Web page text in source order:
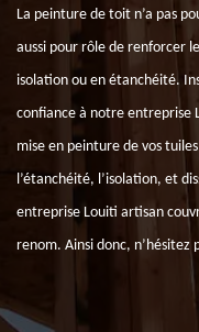
La peinture de toit n’a pas
aussi pour rôle de renforcer
isolation ou en étanchéité.
confiance à notre entreprise
mise en peinture de vos
l’étanchéité, l’isolation, et
entreprise Louiti artisan
renom. Ainsi donc,